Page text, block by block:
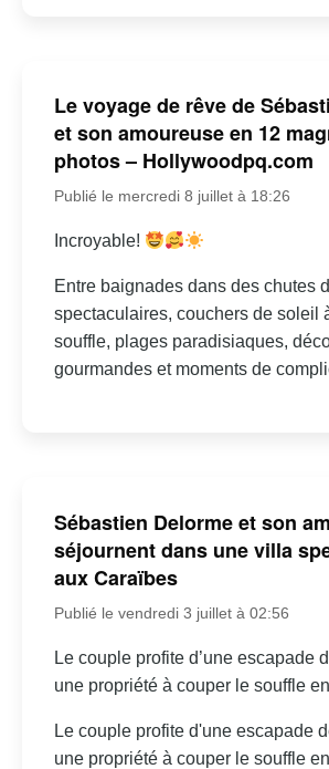
Le voyage de rêve de
et son amoureuse en 12
photos – Hollywoodpq.com
Publié le mercredi 8 juillet à 18:26
Incroyable!
Entre baignades dans des chutes
spectaculaires, couchers de soleil
souffle, plages paradisiaques,
gourmandes et moments de
Sébastien Delorme et son
séjournent dans une villa
aux Caraïbes
Publié le vendredi 3 juillet à 02:56
Le couple profite d’une escapade
une propriété à couper le souffle
Le couple profite d'une escapade
une propriété à couper le souffle